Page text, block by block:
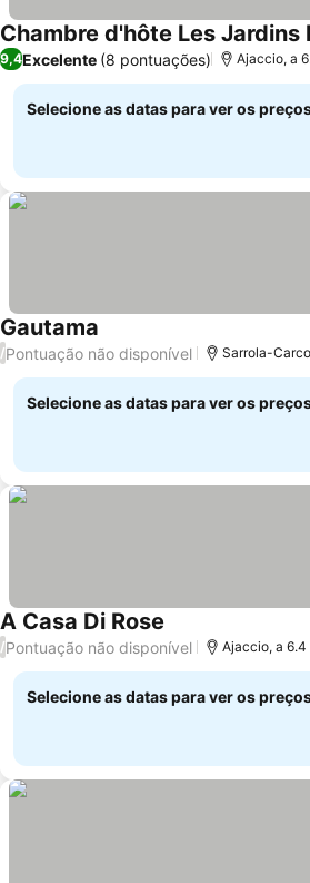
Chambre d'hôte Les Jardins
9,4Excelente (8 pontuações) Ajaccio, a
Selecione as datas para ver os
Gautama
/Pontuação não disponível Sarrola-
Selecione as datas para ver os
A Casa Di Rose Ver preços
/Pontuação não disponível Ajaccio, a 6.4
Selecione as datas para ver os